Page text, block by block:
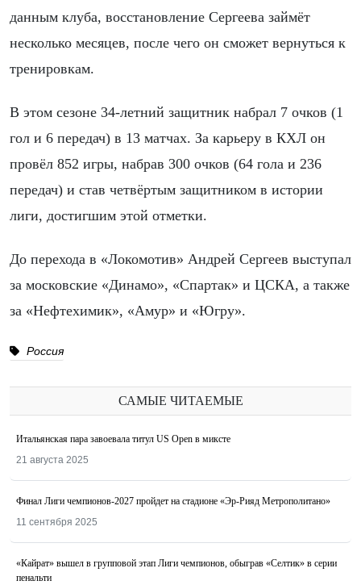
данным клуба, восстановление Сергеева займёт
несколько месяцев, после чего он сможет вернуться к
тренировкам.
В этом сезоне 34-летний защитник набрал 7 очков (1
гол и 6 передач) в 13 матчах. За карьеру в КХЛ он
провёл 852 игры, набрав 300 очков (64 гола и 236
передач) и став четвёртым защитником в истории
лиги, достигшим этой отметки.
До перехода в «Локомотив» Андрей Сергеев выступал
за московские «Динамо», «Спартак» и ЦСКА, а также
за «Нефтехимик», «Амур» и «Югру».
Россия
САМЫЕ ЧИТАЕМЫЕ
Итальянская пара завоевала титул US Open в миксте
21 августа 2025
Финал Лиги чемпионов-2027 пройдет на стадионе «Эр-Рияд Метрополитано»
11 сентября 2025
«Кайрат» вышел в групповой этап Лиги чемпионов, обыграв «Селтик» в серии
пенальти